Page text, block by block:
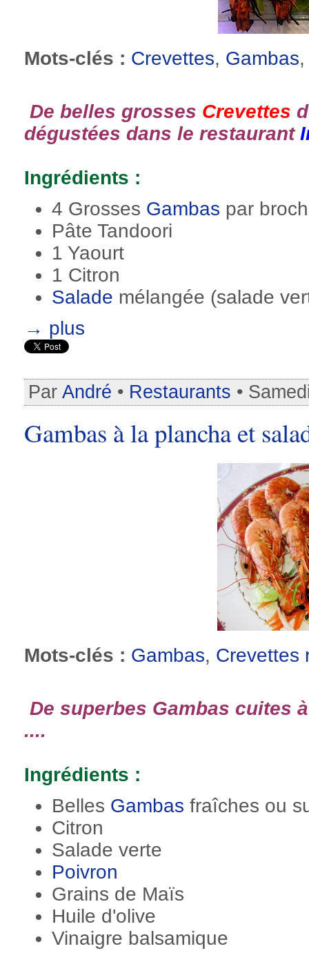
Mots-clés : Crevettes, Gambas
De belles grosses Crevettes
dégustées dans le restaurant
Ingrédients :
4 Grosses Gambas par
Pâte Tandoori
1 Yaourt
1 Citron
Salade mélangée (salade
→ plus
Par André • Restaurants •
Gambas à la plancha et
Mots-clés : Gambas, Crevettes
De superbes Gambas cuites
....
Ingrédients :
Belles Gambas fraîches ou
Citron
Salade verte
Poivron
Grains de Maïs
Huile d'olive
Vinaigre balsamique